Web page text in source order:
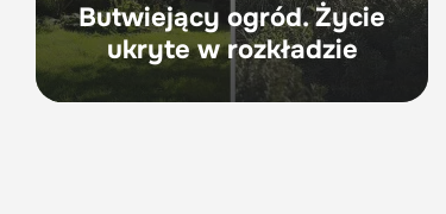
Butwiejący ogród. Życie
ukryte w rozkładzie